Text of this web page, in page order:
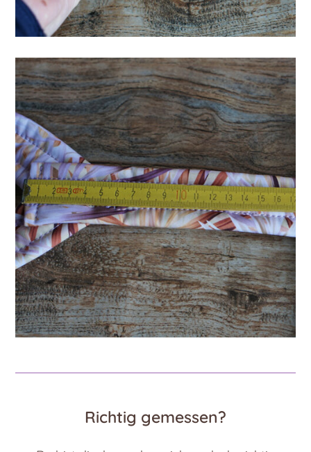
Richtig gemessen?